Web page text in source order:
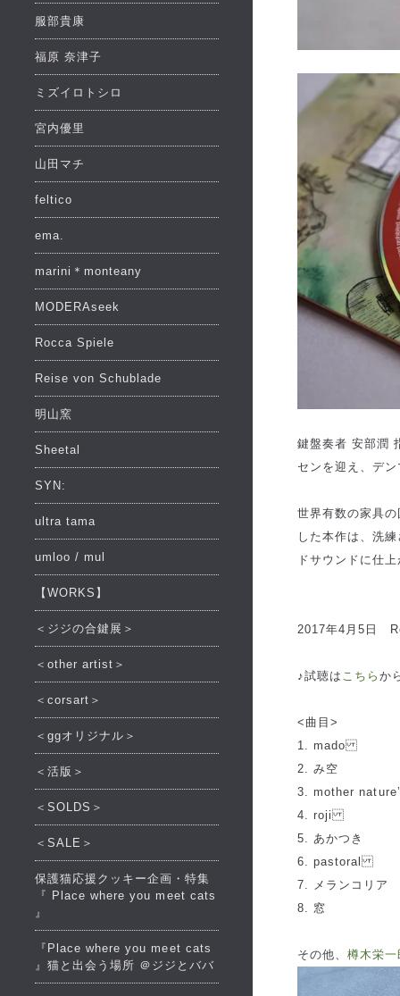
鍵盤奏者 安部潤
センを迎え、デ
世界有数の家具
した本作は、洗
ドサウンドに仕
2017年4月5日
♪試聴は こちらか
<曲目>
1. mado
2. み空
3. mother
4. roji
5. あかつき
6. pastoral
7. メランコリア
8. 窓
その他、樽木栄
服部貴康
福原 奈津子
ミズイロトシロ
宮内優里
山田マチ
feltico
ema.
marini＊monteany
MODERAseek
Rocca Spiele
Reise von Schublade
明山窯
Sheetal
SYN:
ultra tama
umloo / mul
【WORKS】
＜ジジの合鍵展＞
＜other artist＞
＜corsart＞
＜ggオリジナル＞
＜活版＞
＜SOLDS＞
＜SALE＞
保護猫応援クッキー企画・特集
『 Place where you meet cats
』
『Place where you meet cats
』猫と出会う場所 ＠ジジとババ